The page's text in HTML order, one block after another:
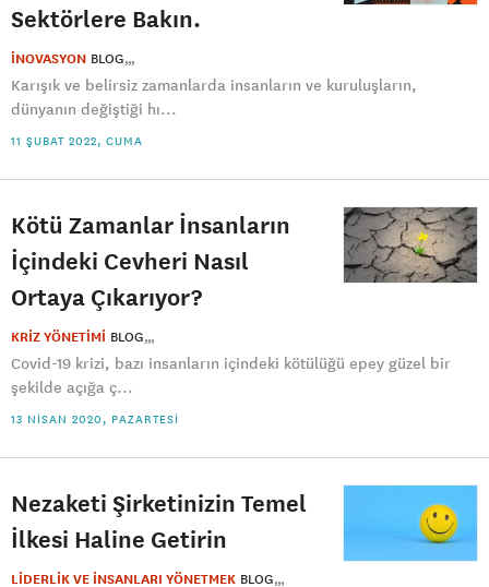
Sektörlere Bakın.
İNOVASYON BLOG
Karışık ve belirsiz zamanlarda insanların ve kuruluşların,
dünyanın değiştiği hı...
11 ŞUBAT 2022, CUMA
Kötü Zamanlar İnsanların
İçindeki Cevheri Nasıl
Ortaya Çıkarıyor?
KRİZ YÖNETİMİ BLOG
Covid-19 krizi, bazı insanların içindeki kötülüğü epey güzel bir
şekilde açığa ç...
13 NISAN 2020, PAZARTESI
Nezaketi Şirketinizin Temel
İlkesi Haline Getirin
LİDERLİK VE İNSANLARI YÖNETMEK BLOG